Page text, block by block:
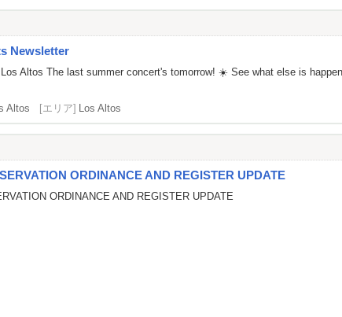
Newsletter
Altos The last summer concert's tomorrow! ☀️ See what else is
Altos [エリア] Los Altos
ORDINANCE AND REGISTER UPDATE
ORDINANCE AND REGISTER UPDATE